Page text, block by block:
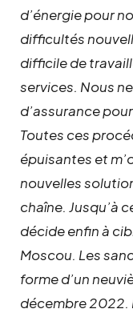
d’énergie pour
difficultés
difficile de
services. Nous
d’assurance
Toutes ces
épuisantes et
nouvelles
chaîne. Jusqu’à
décide enfin à
Moscou. Les
forme d’un
décembre 2022.